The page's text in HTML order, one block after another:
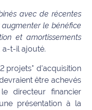
avec de récentes
le bénéfice
et amortissements
a-t-il ajouté.
projets" d'acquisition
être achevés
directeur financier
présentation à la